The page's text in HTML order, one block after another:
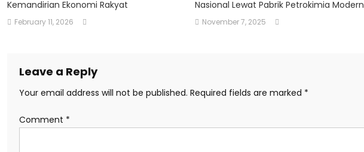
Kemandirian Ekonomi Rakyat
February 11, 2026
Nasional Lewat Pabrik Petrokimia Modern
November 7, 2025
Leave a Reply
Your email address will not be published. Required fields are marked *
Comment *